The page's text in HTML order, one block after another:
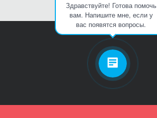
Здравствуйте! Готова помочь
вам. Напишите мне, если у
вас появятся вопросы.